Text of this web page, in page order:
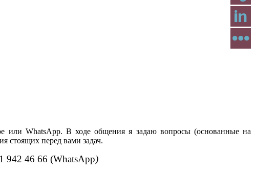
или WhatsApp. В ходе общения я задаю вопросы (основанные на
стоящих перед вами задач.
942 46 66 (WhatsApp)